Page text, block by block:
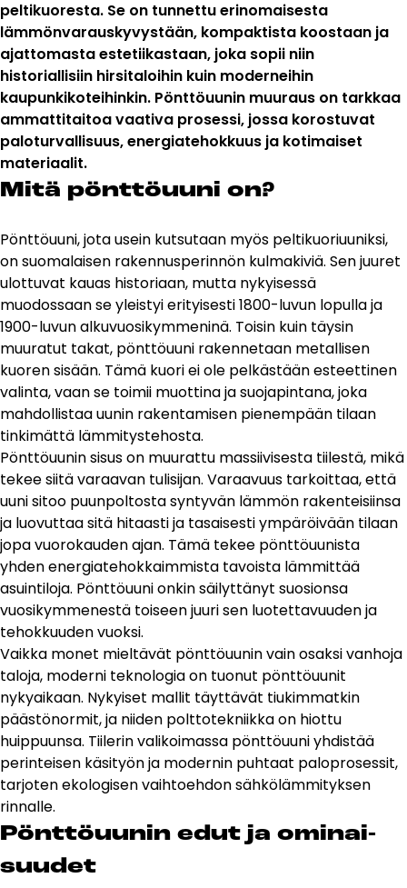
Esitteet, hinnastot ja ohjeet
Tiileri lasku
Kotikäynti
Tiilet ja tiililaatat
Julkisivutiilet
Tiililaatat
Tiilimuurauskannakejärjestelmät
Kohdegalleria
Vastuullisuus
Tiilityökalu
Esitteet
Verkkokauppa
Tulisijatarvikkeet
Kamiinat ja kevyet tulisijat
Grillit ja pihakeittiöt
Tiilet
Laastit
Kiukaat ja kiuaskivet
Outlet
Käyttöehdot
Peruuta verkkokauppatilauksesi
Yhteystiedot
peltikuoresta. Se on tunnettu erinomaisesta
lämmönvarauskyvystään, kompaktista koostaan ja
ajattomasta estetiikastaan, joka sopii niin
historiallisiin hirsitaloihin kuin moderneihin
kaupunkikoteihinkin. Pönttöuunin muuraus on tarkkaa
ammattitaitoa vaativa prosessi, jossa korostuvat
paloturvallisuus, energiatehokkuus ja kotimaiset
materiaalit.
Mi­tä pönt­töuu­ni on?
Pönttöuuni, jota usein kutsutaan myös peltikuoriuuniksi,
on suomalaisen rakennusperinnön kulmakiviä. Sen juuret
ulottuvat kauas historiaan, mutta nykyisessä
muodossaan se yleistyi erityisesti 1800-luvun lopulla ja
1900-luvun alkuvuosikymmeninä. Toisin kuin täysin
muuratut takat, pönttöuuni rakennetaan metallisen
kuoren sisään. Tämä kuori ei ole pelkästään esteettinen
valinta, vaan se toimii muottina ja suojapintana, joka
mahdollistaa uunin rakentamisen pienempään tilaan
tinkimättä lämmitystehosta.
Pönttöuunin sisus on muurattu massiivisesta tiilestä, mikä
tekee siitä varaavan tulisijan. Varaavuus tarkoittaa, että
uuni sitoo puunpoltosta syntyvän lämmön rakenteisiinsa
ja luovuttaa sitä hitaasti ja tasaisesti ympäröivään tilaan
jopa vuorokauden ajan. Tämä tekee pönttöuunista
yhden energiatehokkaimmista tavoista lämmittää
asuintiloja. Pönttöuunionkin säilyttänyt suosionsa
vuosikymmenestä toiseen juuri sen luotettavuuden ja
tehokkuuden vuoksi.
Vaikka monet mieltävät pönttöuunin vain osaksi vanhoja
taloja, moderni teknologia on tuonut pönttöuunit
nykyaikaan. Nykyiset mallit täyttävät tiukimmatkin
päästönormit, ja niiden polttotekniikka on hiottu
huippuunsa. Tiilerin valikoimassa pönttöuuni yhdistää
perinteisen käsityön ja modernin puhtaat paloprosessit,
tarjoten ekologisen vaihtoehdon sähkölämmityksen
rinnalle.
Pönt­töuu­nin edut ja omi­nai­
suu­det